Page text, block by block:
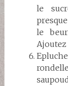
le
le
Ajoutez